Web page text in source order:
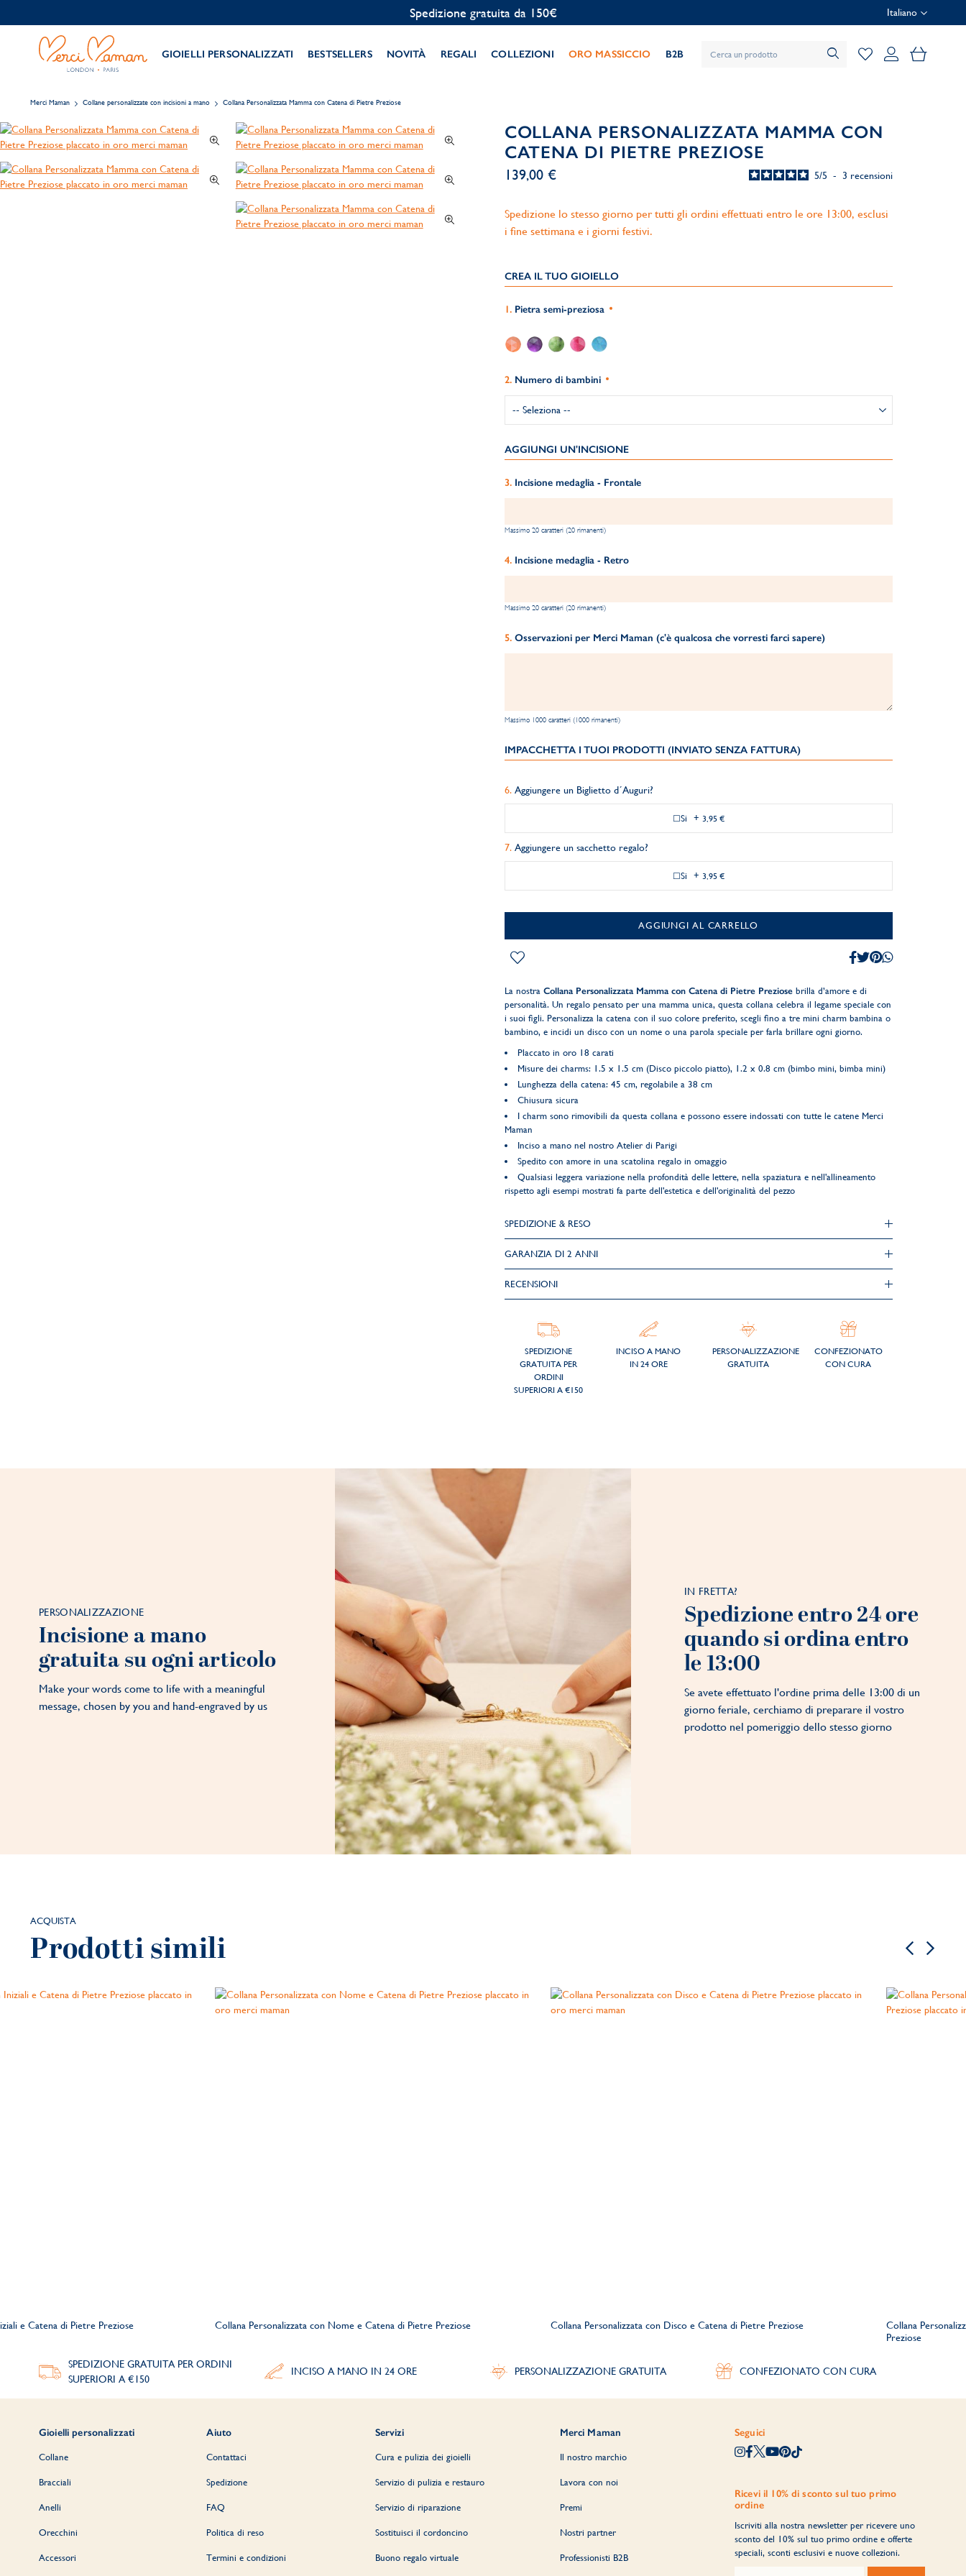
Personalizzazione gratuita Italiano
GIOIELLI PERSONALIZZATI BESTSELLERS NOVITÀ REGALI COLLEZIONI ORO MASSICCIO B2B Il mio
Merci Maman Collane personalizzate con incisioni a mano Collana Personalizzata Mamma con Catena di Pietre Preziose
COLLANA PERSONALIZZATA MAMMA CON
CATENA DI PIETRE PREZIOSE
5/5 - 3 recensioni
139,00 €
Spedizione lo stesso giorno per tutti gli ordini effettuati entro le ore 13:00, esclusi
i fine settimana e i giorni festivi.
CREA IL TUO GIOIELLO
Pietra semi-preziosa
Numero di bambini
AGGIUNGI UN'INCISIONE
Incisione medaglia - Frontale
Massimo 20 caratteri (20 rimanenti)
Incisione medaglia - Retro
Massimo 20 caratteri (20 rimanenti)
Osservazioni per Merci Maman (c'è qualcosa che vorresti farci sapere)
Massimo 1000 caratteri (1000 rimanenti)
IMPACCHETTA I TUOI PRODOTTI (INVIATO SENZA FATTURA)
Aggiungere un Biglietto d´Auguri?
Si + 3,95 €
Aggiungere un sacchetto regalo?
Si + 3,95 €
AGGIUNGI AL CARRELLO
La nostra Collana Personalizzata Mamma con Catena di Pietre Preziosebrilla d’amore e di
personalità. Un regalo pensato per una mamma unica, questa collana celebra il legame speciale con
i suoi figli. Personalizza la catena con il suo colore preferito, scegli fino a tre mini charm bambina o
bambino, e incidi un disco con un nome o una parola speciale per farla brillare ogni giorno.
Placcato in oro 18 carati
Misure dei charms: 1.5 x 1.5 cm (Disco piccolo piatto), 1.2 x 0.8 cm (bimbo mini, bimba mini)
Lunghezza della catena: 45 cm, regolabile a 38 cm
Chiusura sicura
I charm sono rimovibili da questa collana e possono essere indossati con tutte le catene Merci
Maman
Inciso a mano nel nostro Atelier di Parigi
Spedito con amore in una scatolina regalo in omaggio
Qualsiasi leggera variazione nella profondità delle lettere, nella spaziatura e nell'allineamento
rispetto agli esempi mostrati fa parte dell'estetica e dell'originalità del pezzo
SPEDIZIONE & RESO
GARANZIA DI 2 ANNI
RECENSIONI
SPEDIZIONE
GRATUITA PER
ORDINI
SUPERIORI A €150
INCISO A MANO
IN 24 ORE
PERSONALIZZAZIONE
GRATUITA
CONFEZIONATO
CON CURA
PERSONALIZZAZIONE
Incisione a mano
gratuita su ogni articolo
Make your words come to life with a meaningful
message, chosen by you and hand-engraved by us
IN FRETTA?
Spedizione entro 24 ore
quando si ordina entro
le 13:00
Se avete effettuato l'ordine prima delle 13:00 di un
giorno feriale, cerchiamo di preparare il vostro
prodotto nel pomeriggio dello stesso giorno
ACQUISTA
Prodotti simili
e Catena di Pietre Preziose Collana Personalizzata con Nome e Catena di Pietre Preziose Collana Personalizzata con Disco e Catena di Pietre Preziose
Collana
Preziose
SPEDIZIONE GRATUITA PER ORDINI
SUPERIORI A €150
INCISO A MANO IN 24 ORE PERSONALIZZAZIONE GRATUITA CONFEZIONATO CON CURA
Gioielli personalizzati
Collane
Bracciali
Anelli
Orecchini
Accessori
Aiuto
Contattaci
Spedizione
FAQ
Politica di reso
Termini e condizioni
Servizi
Cura e pulizia dei gioielli
Servizio di pulizia e restauro
Servizio di riparazione
Sostituisci il cordoncino
Buono regalo virtuale
Merci Maman
Il nostro marchio
Lavora con noi
Premi
Nostri partner
Professionisti B2B
Seguici
Ricevi il 10% di sconto sul tuo primo
ordine
Iscriviti alla nostra newsletter per ricevere uno
sconto del 10% sul tuo primo ordine e offerte
speciali, sconti esclusivi e nuove collezioni.